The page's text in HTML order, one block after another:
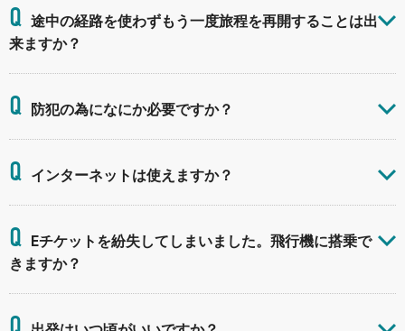
Q 途中の経路を使わずもう一度旅程を再開することは出
来ますか？
Q 防犯の為になにか必要ですか？
Q インターネットは使えますか？
Q Eチケットを紛失してしまいました。飛行機に搭乗で
きますか？